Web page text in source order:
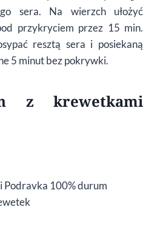
sera. Na wierzch ułożyć
przykryciem przez 15 min.
resztą sera i posiekaną
5 minut bez pokrywki.
z krewetkami
Podravka 100% durum